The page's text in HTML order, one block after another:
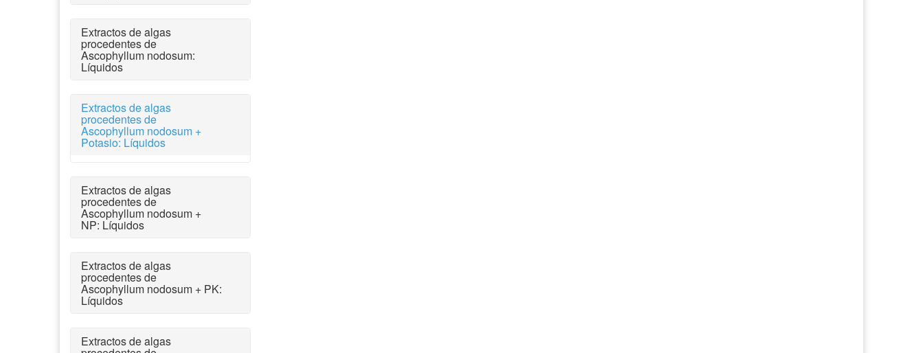
Extractos de algas
procedentes de
Ascophyllum nodosum:
Líquidos
Extractos de algas
procedentes de
Ascophyllum nodosum +
Potasio: Líquidos
Extractos de algas
procedentes de
Ascophyllum nodosum +
NP: Líquidos
Extractos de algas
procedentes de
Ascophyllum nodosum + PK:
Líquidos
Extractos de algas